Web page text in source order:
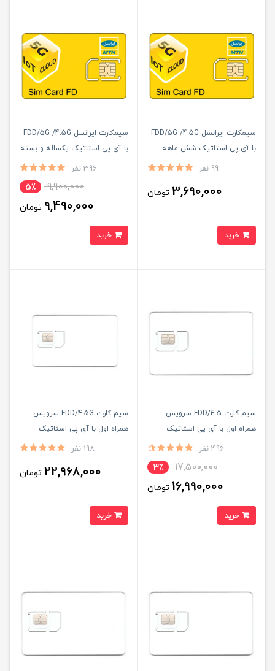
سیمکارت ایرانسل FDD/5G /4.5G
با آی پی استاتیک شش ماهه
(مخصوص مودم )
99 نفر
3,690,000 تومان
سیمکارت ایرانسل FDD/5G /4.5G
با آی پی استاتیک یکساله و بسته
اینترنت 200 گیگ یکساله396 نفر
9,900,000 5٪
9,490,000 تومان
سیم کارت FDD/4.5 سرویس
همراه اول با آی پی استاتیک
یکساله و 1000 گیگ اینترنت 496 نفر
17,500,000 3٪
16,990,000 تومان
سیم کارت FDD/4.5G سرویس
همراه اول با آی پی استاتیک
یکساله و 600 گیگ اینترنت شش198 نفر
22,968,000 تومان